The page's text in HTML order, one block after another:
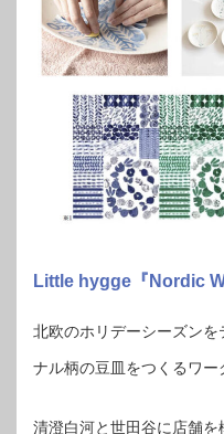
Little hygge『Nordic
北欧のホリデーシーズン
ナル柄の豆皿をつくるワー
清澄白河と世田谷に店舗